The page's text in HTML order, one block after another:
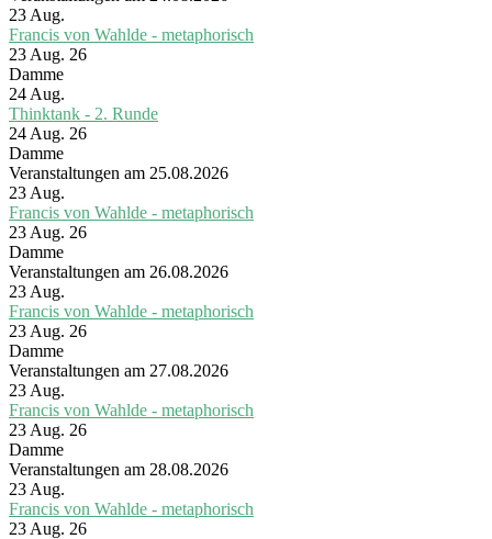
23 Aug.
Francis von Wahlde - metaphorisch
23 Aug. 26
Damme
24 Aug.
Thinktank - 2. Runde
24 Aug. 26
Damme
Veranstaltungen am 25.08.2026
23 Aug.
Francis von Wahlde - metaphorisch
23 Aug. 26
Damme
Veranstaltungen am 26.08.2026
23 Aug.
Francis von Wahlde - metaphorisch
23 Aug. 26
Damme
Veranstaltungen am 27.08.2026
23 Aug.
Francis von Wahlde - metaphorisch
23 Aug. 26
Damme
Veranstaltungen am 28.08.2026
23 Aug.
Francis von Wahlde - metaphorisch
23 Aug. 26